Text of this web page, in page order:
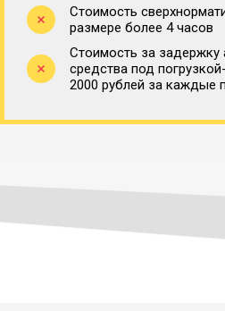
Стоимость
размере более 4 часов
Стоимость за задержку
средства под
2000 рублей за каждые